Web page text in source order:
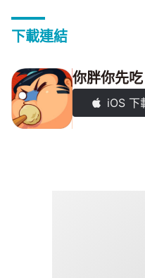
下載連結
你胖你先吃
iOS 下